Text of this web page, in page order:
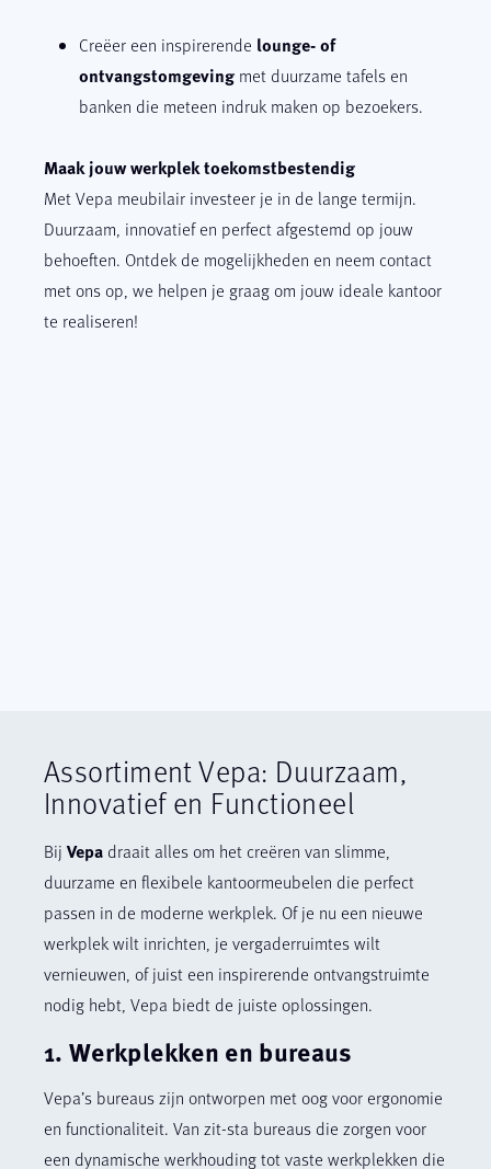
Creëer een inspirerende lounge- of
ontvangstomgeving met duurzame tafels en
banken die meteen indruk maken op bezoekers.
Maak jouw werkplek toekomstbestendig
Met Vepa meubilair investeer je in de lange termijn.
Duurzaam, innovatief en perfect afgestemd op jouw
behoeften. Ontdek de mogelijkheden en neem contact
met ons op, we helpen je graag om jouw ideale kantoor
te realiseren!
Assortiment Vepa: Duurzaam,
Innovatief en Functioneel
Bij Vepa draait alles om het creëren van slimme,
duurzame en flexibele kantoormeubelen die perfect
passen in de moderne werkplek. Of je nu een nieuwe
werkplek wilt inrichten, je vergaderruimtes wilt
vernieuwen, of juist een inspirerende ontvangstruimte
nodig hebt, Vepa biedt de juiste oplossingen.
1. Werkplekken en bureaus
Vepa’s bureaus zijn ontworpen met oog voor ergonomie
en functionaliteit. Van zit-sta bureaus die zorgen voor
een dynamische werkhouding tot vaste werkplekken die